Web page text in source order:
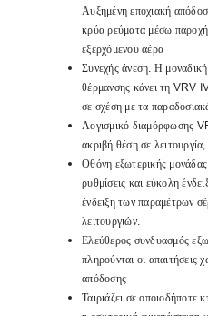
Αυξημένη εποχιακή
κρύα ρεύματα μέσω
εξερχόμενου αέρα
Συνεχής άνεση: Η
θέρμανσης κάνει τη VRV
σε σχέση με τα
Λογισμικό διαμόρφωσης
ακριβή θέση σε
Οθόνη εξωτερικής
ρυθμίσεις και εύκολη
ένδειξη των παραμέτρων
λειτουργιών.
Ελεύθερος συνδυασμός
πληρούνται οι απαιτήσεις
απόδοσης
Ταιριάζει σε οποιοδήποτε